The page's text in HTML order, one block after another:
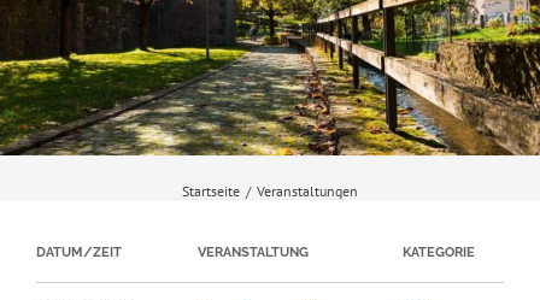
Startseite / Veranstaltungen
DATUM/ZEIT VERANSTALTUNG KATEGORIE